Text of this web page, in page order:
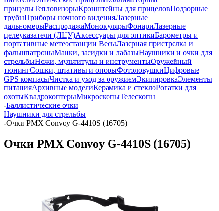
прицелыТепловизорыКронштейны для прицеловПодзорные
трубыПриборы ночного виденияЛазерные
дальномерыРаспродажаМонокулярыФонариЛазерные
целеуказатели (ЛЦУ)Аксессуары для оптикиБарометры и
портативные метеостанции ВесыЛазерная пристрелка и
фальшпатроныМанки, засидки и лабазыНаушники и очки для
стрельбыНожи, мультитулы и инструментыОружейный
тюнингСошки, штативы и опорыФотоловушкиЦифровые
GPS компасыЧистка и уход за оружиемЭкипировкаЭлементы
питанияАрхивные моделиКерамика и стеклоРогатки для
охотыКвадрокоптерыМикроскопыТелескопы
-Баллистические очки
Наушники для стрельбы
-Очки PMX Convoy G-4410S (16705)
Очки PMX Convoy G-4410S (16705)